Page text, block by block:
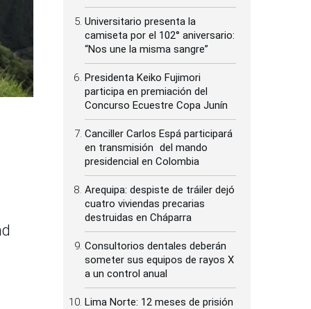
Universitario presenta la
camiseta por el 102° aniversario:
“Nos une la misma sangre”
Presidenta Keiko Fujimori
participa en premiación del
Concurso Ecuestre Copa Junín
Canciller Carlos Espá participará
en transmisión del mando
presidencial en Colombia
Arequipa: despiste de tráiler dejó
cuatro viviendas precarias
destruidas en Cháparra
Consultorios dentales deberán
someter sus equipos de rayos X
a un control anual
Lima Norte: 12 meses de prisión